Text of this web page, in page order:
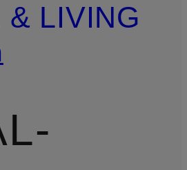
& LIVING